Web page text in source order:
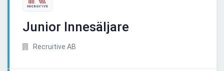
Junior Innesäljare
Recruitive AB